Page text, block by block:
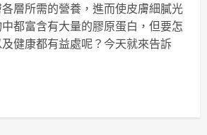
層所需的營養，進而使皮膚細膩光
都富含有大量的膠原蛋白，但要怎
健康都有益處呢？今天就來告訴